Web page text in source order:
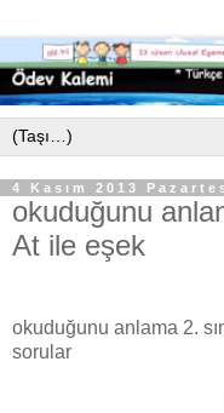
4 Kasım 2013
okuduğunu
At ile eşek
okuduğunu anlama 2.
sorular